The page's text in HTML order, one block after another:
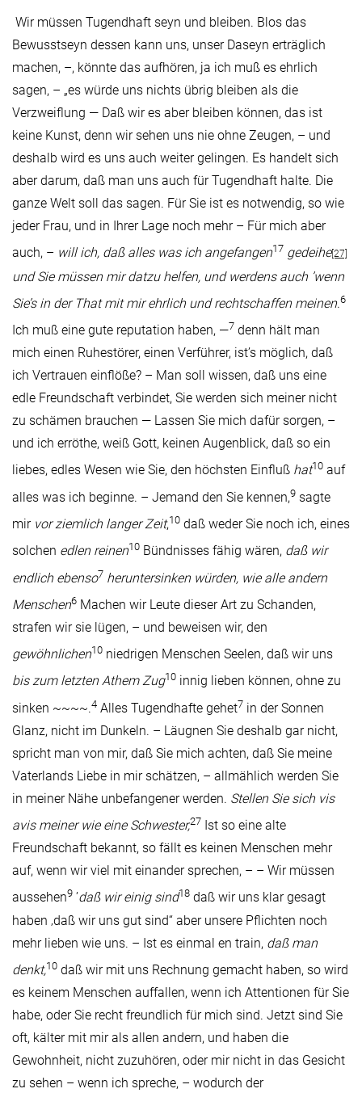
Wir müssen Tugendhaft seyn und bleiben. Blos das
Bewusstseyn dessen kann uns, unser Daseyn erträglich
machen, –, könnte das aufhören, ja ich muß es ehrlich
sagen, – „es würde uns nichts übrig bleiben als die
Verzweiflung — Daß wir es aber bleiben können, das ist
keine Kunst, denn wir sehen uns nie ohne Zeugen, – und
deshalb wird es uns auch weiter gelingen. Es handelt sich
aber darum, daß man uns auch für Tugendhaft halte. Die
ganze Welt soll das sagen. Für Sie ist es notwendig, so wie
jeder Frau, und in Ihrer Lage noch mehr – Für mich aber
auch, – will ich, daß alles was ich angefangen17 gedeihe[27]
und Sie müssen mir datzu helfen, und werdens auch ’wenn
Sie’s in der That mit mir ehrlich und rechtschaffen meinen.6
Ich muß eine gute reputation haben, —7 denn hält man
mich einen Ruhestörer, einen Verführer, ist’s möglich, daß
ich Vertrauen einflöße? – Man soll wissen, daß uns eine
edle Freundschaft verbindet, Sie werden sich meiner nicht
zu schämen brauchen — Lassen Sie mich dafür sorgen, –
und ich erröthe, weiß Gott, keinen Augenblick, daß so ein
liebes, edles Wesen wie Sie, den höchsten Einfluß hat10 auf
alles was ich beginne. – Jemand den Sie kennen,9 sagte
mir vor ziemlich langer Zeit,10 daß weder Sie noch ich, eines
solchen edlen reinen10 Bündnisses fähig wären, daß wir
endlich ebenso7 heruntersinken würden, wie alle andern
Menschen6 Machen wir Leute dieser Art zu Schanden,
strafen wir sie lügen, – und beweisen wir, den
gewöhnlichen10 niedrigen Menschen Seelen, daß wir uns
bis zum letzten Athem Zug10 innig lieben können, ohne zu
sinken ~~~~.4 Alles Tugendhafte gehet7 in der Sonnen
Glanz, nicht im Dunkeln. – Läugnen Sie deshalb gar nicht,
spricht man von mir, daß Sie mich achten, daß Sie meine
Vaterlands Liebe in mir schätzen, – allmählich werden Sie
in meiner Nähe unbefangener werden. Stellen Sie sich vis
avis meiner wie eine Schwester,27 Ist so eine alte
Freundschaft bekannt, so fällt es keinen Menschen mehr
auf, wenn wir viel mit einander sprechen, – – Wir müssen
aussehen9 ’daß wir einig sind18 daß wir uns klar gesagt
haben ‚daß wir uns gut sind“ aber unsere Pflichten noch
mehr lieben wie uns. – Ist es einmal en train, daß man
denkt,10 daß wir mit uns Rechnung gemacht haben, so wird
es keinem Menschen auffallen, wenn ich Attentionen für Sie
habe, oder Sie recht freundlich für mich sind. Jetzt sind Sie
oft, kälter mit mir als allen andern, und haben die
Gewohnheit, nicht zuzuhören, oder mir nicht in das Gesicht
zu sehen – wenn ich spreche, – wodurch der